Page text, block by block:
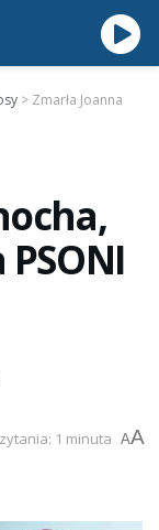
> Zmarła Joanna
1 minuta
AA